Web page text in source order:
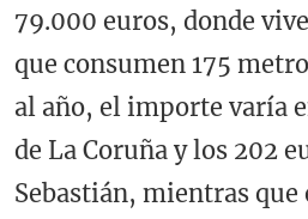
79.000 euros, donde
que consumen 175
al año, el importe varía
de La Coruña y los 202
Sebastián, mientras